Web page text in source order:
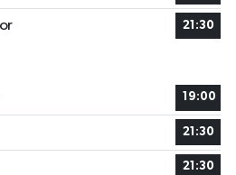
21:30
19:00
21:30
21:30